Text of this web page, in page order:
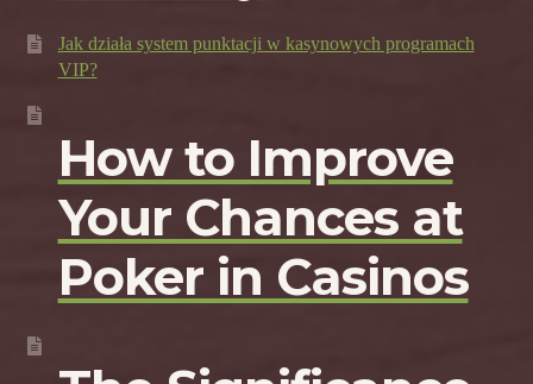
Jak działa system punktacji w kasynowych programach
VIP?
How to Improve
Your Chances at
Poker in Casinos